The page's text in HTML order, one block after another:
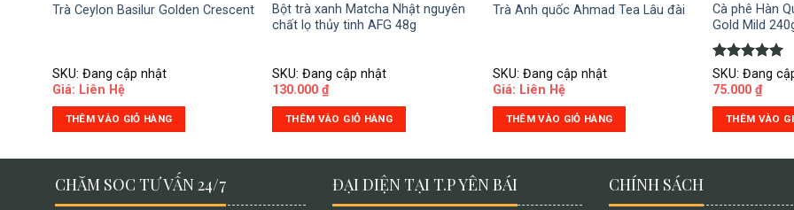
Trà Ceylon Basilur Golden Crescent
SKU: Đang cập nhật
Giá: Liên Hệ
THÊM VÀO GIỎ HÀNG
Bột trà xanh Matcha Nhật nguyên
chất lọ thủy tinh AFG 48g
SKU: Đang cập nhật
130.000₫
THÊM VÀO GIỎ HÀNG
Trà Anh quốc Ahmad Tea Lâu đài
SKU: Đang cập nhật
Giá: Liên Hệ
THÊM VÀO GIỎ HÀNG
Cà phê Hàn
Gold Mild
Được xếp
hạng5.00
5 sao
SKU: Đang
75.000₫
THÊM VÀO
CHĂM SOC TƯ VẤN 24/7 ĐẠI DIỆN TẠI T.P YÊN BÁI CHÍNH SÁCH